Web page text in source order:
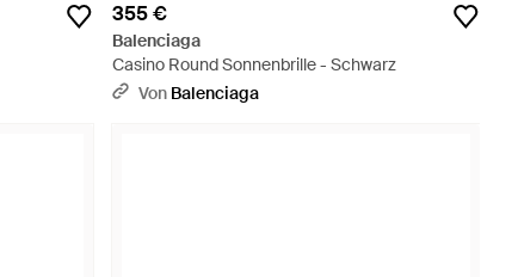
355 €
Balenciaga
Casino Round Sonnenbrille - Schwarz
Von Balenciaga